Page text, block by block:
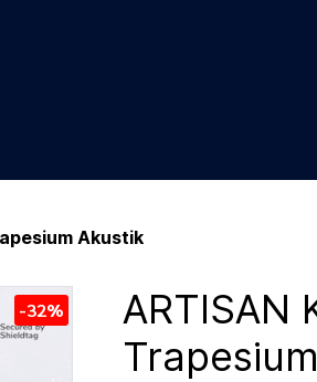
Akustik
-32%
ARTISAN